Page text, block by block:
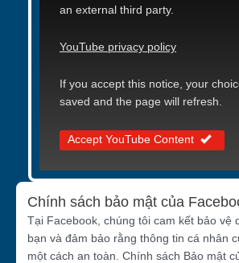
an external third party.
YouTube privacy policy
If you accept this notice, your
saved and the page will refresh.
Accept YouTube Content
Chính sách bảo mật của
Tại Facebook, chúng tôi cam kết bảo vệ
bạn và đảm bảo rằng thông tin cá nhân
một cách an toàn. Chính sách Bảo mật